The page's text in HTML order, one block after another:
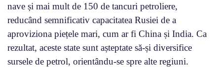
nave și mai mult de 150 de tancuri petroliere,
reducând semnificativ capacitatea Rusiei de a
aproviziona piețele mari, cum ar fi China și India. Ca
rezultat, aceste state sunt așteptate să-și diversifice
sursele de petrol, orientându-se spre alte regiuni.